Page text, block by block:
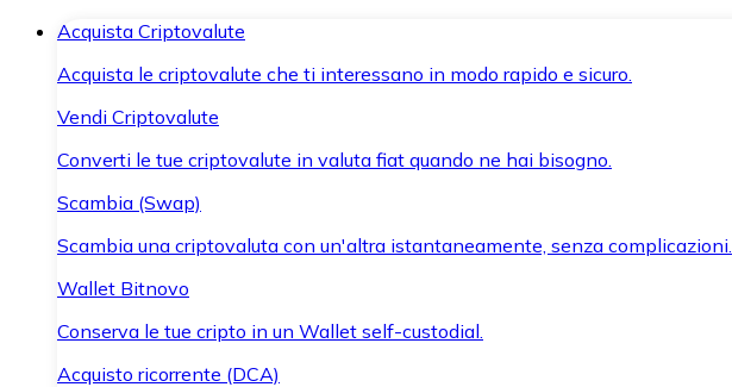
Acquista Criptovalute
Acquista le criptovalute che ti interessano in modo rapido e sicuro.
Vendi Criptovalute
Converti le tue criptovalute in valuta fiat quando ne hai bisogno.
Scambia (Swap)
Scambia una criptovaluta con un'altra istantaneamente, senza complicazioni.
Wallet Bitnovo
Conserva le tue cripto in un Wallet self-custodial.
Acquisto ricorrente (DCA)